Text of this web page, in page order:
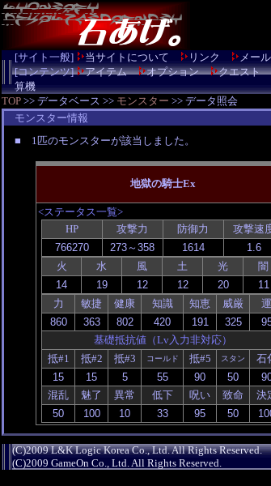
[サイト一般]
当サイトについて リンク メー
[コンテンツ]
アイテム オプション クエスト
算機
TOP >> データベース >> モンスター >> データ照会
モンスター情報
■ 1匹のモンスターが該当しました。
地獄の騎士Ex
<ステータス一覧>
HP
攻撃力 防御力 攻撃速
火 水 風 土 光 闇
力 敏捷 健康 知識 知恵 威厳 運
基礎抵抗値（Lv入力非対応）
抵#1
抵#2 抵#3 コールド 抵#5 スタン 石
混乱 魅了 異常 低下 呪い 致命 決
(C)2009 L&K Logic Korea Co., Ltd. All Rights Reserved.
(C)2009 GameOn Co., Ltd. All Rights Reserved.